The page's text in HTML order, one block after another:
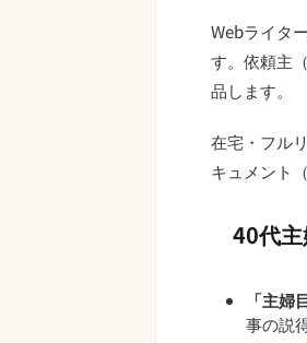
Webライタ
す。依頼主
品します。
在宅・フル
キュメント
40代
「主婦
事の説